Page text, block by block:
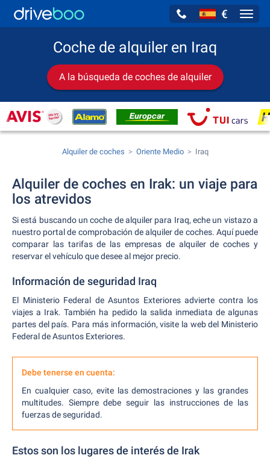
€
Coche de alquiler en Iraq
A la búsqueda de coches de alquiler
Alquiler de coches Oriente Medio Iraq
Alquiler de coches en Irak: un viaje para
los atrevidos
Si está buscando un coche de alquiler para Iraq, eche un vistazo a
nuestro portal de comprobación de alquiler de coches. Aquí puede
comparar las tarifas de las empresas de alquiler de coches y
reservar el vehículo que desee al mejor precio.
Información de seguridad Iraq
El Ministerio Federal de Asuntos Exteriores advierte contra los
viajes a Irak. También ha pedido la salida inmediata de algunas
partes del país. Para más información, visite la web del Ministerio
Federal de Asuntos Exteriores.
Debe tenerse en cuenta:
En cualquier caso, evite las demostraciones y las grandes
multitudes. Siempre debe seguir las instrucciones de las
fuerzas de seguridad.
Estos son los lugares de interés de Irak